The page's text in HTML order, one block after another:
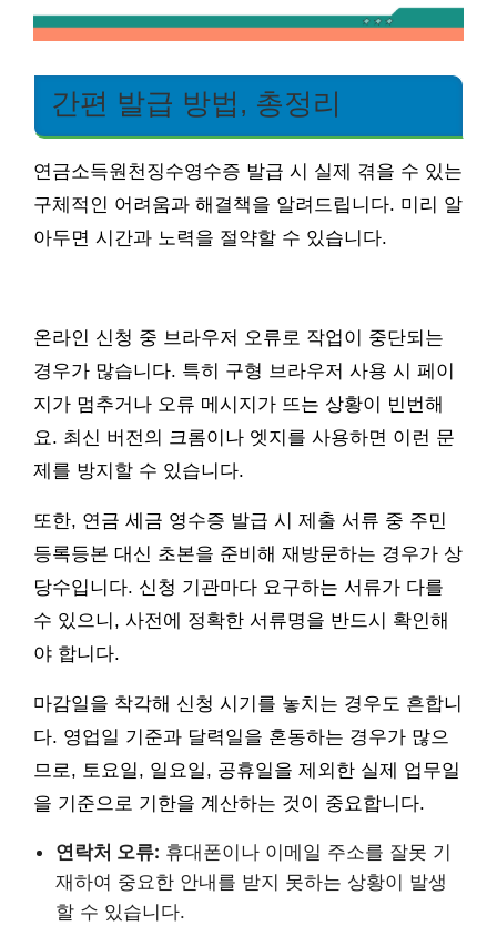
간편 발급 방법, 총정리
연금소득원천징수영수증 발급 시 실제 겪을 수 있는
구체적인 어려움과 해결책을 알려드립니다. 미리 알
아두면 시간과 노력을 절약할 수 있습니다.
온라인 신청 중 브라우저 오류로 작업이 중단되는
경우가 많습니다. 특히 구형 브라우저 사용 시 페이
지가 멈추거나 오류 메시지가 뜨는 상황이 빈번해
요. 최신 버전의 크롬이나 엣지를 사용하면 이런 문
제를 방지할 수 있습니다.
또한, 연금 세금 영수증 발급 시 제출 서류 중 주민
등록등본 대신 초본을 준비해 재방문하는 경우가 상
당수입니다. 신청 기관마다 요구하는 서류가 다를
수 있으니, 사전에 정확한 서류명을 반드시 확인해
야 합니다.
마감일을 착각해 신청 시기를 놓치는 경우도 흔합니
다. 영업일 기준과 달력일을 혼동하는 경우가 많으
므로, 토요일, 일요일, 공휴일을 제외한 실제 업무일
을 기준으로 기한을 계산하는 것이 중요합니다.
연락처 오류: 휴대폰이나 이메일 주소를 잘못 기
재하여 중요한 안내를 받지 못하는 상황이 발생
할 수 있습니다.